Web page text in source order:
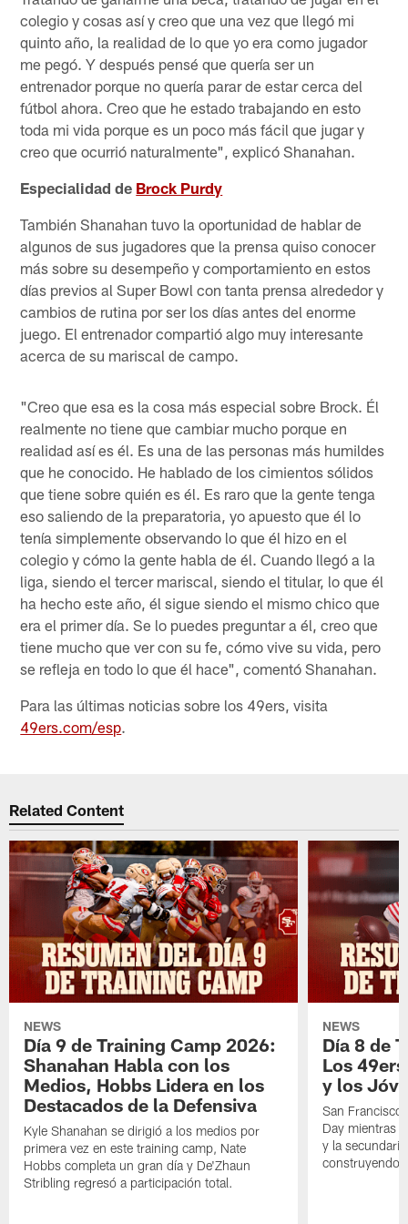
colegio y cosas así y creo que una vez que llegó mi
quinto año, la realidad de lo que yo era como jugador
me pegó. Y después pensé que quería ser un
entrenador porque no quería parar de estar cerca del
fútbol ahora. Creo que he estado trabajando en esto
toda mi vida porque es un poco más fácil que jugar y
creo que ocurrió naturalmente", explicó Shanahan.
Especialidad de Brock Purdy
También Shanahan tuvo la oportunidad de hablar de
algunos de sus jugadores que la prensa quiso conocer
más sobre su desempeño y comportamiento en estos
días previos al Super Bowl con tanta prensa alrededor y
cambios de rutina por ser los días antes del enorme
juego. El entrenador compartió algo muy interesante
acerca de su mariscal de campo.
"Creo que esa es la cosa más especial sobre Brock. Él
realmente no tiene que cambiar mucho porque en
realidad así es él. Es una de las personas más humildes
que he conocido. He hablado de los cimientos sólidos
que tiene sobre quién es él. Es raro que la gente tenga
eso saliendo de la preparatoria, yo apuesto que él lo
tenía simplemente observando lo que él hizo en el
colegio y cómo la gente habla de él. Cuando llegó a la
liga, siendo el tercer mariscal, siendo el titular, lo que él
ha hecho este año, él sigue siendo el mismo chico que
era el primer día. Se lo puedes preguntar a él, creo que
tiene mucho que ver con su fe, cómo vive su vida, pero
se refleja en todo lo que él hace", comentó Shanahan.
Para las últimas noticias sobre los 49ers, visita
49ers.com/esp.
Related Content
NEWS
Día 9 de Training Camp 2026:
Shanahan Habla con los
Medios, Hobbs Lidera en los
Destacados de la Defensiva
Kyle Shanahan se dirigió a los medios por
primera vez en este training camp, Nate
Hobbs completa un gran día y De'Zhaun
Stribling regresó a participación total.
NEWS
Día 8 de
Los
y los
San
Day mientras
y la
construyendo